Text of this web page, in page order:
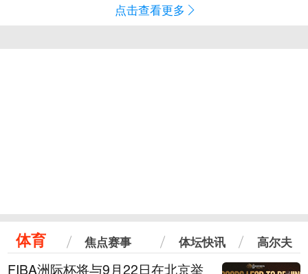
点击查看更多
体育 焦点赛事 体坛快讯 高尔夫
FIBA洲际杯将与9月22日在北京举